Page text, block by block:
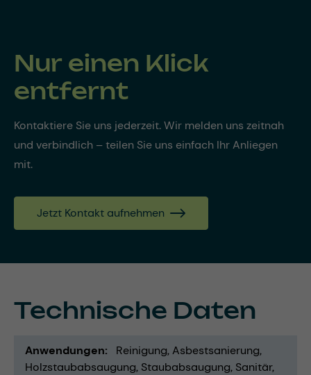
Nur einen Klick
entfernt
Kontaktiere Sie uns jederzeit. Wir melden uns zeitnah
und verbindlich – teilen Sie uns einfach Ihr Anliegen
mit.
Jetzt Kontakt aufnehmen
Technische Daten
Anwendungen Reinigung Asbestsanierung
Holzstaubabsaugung Staubabsaugung Sanitär